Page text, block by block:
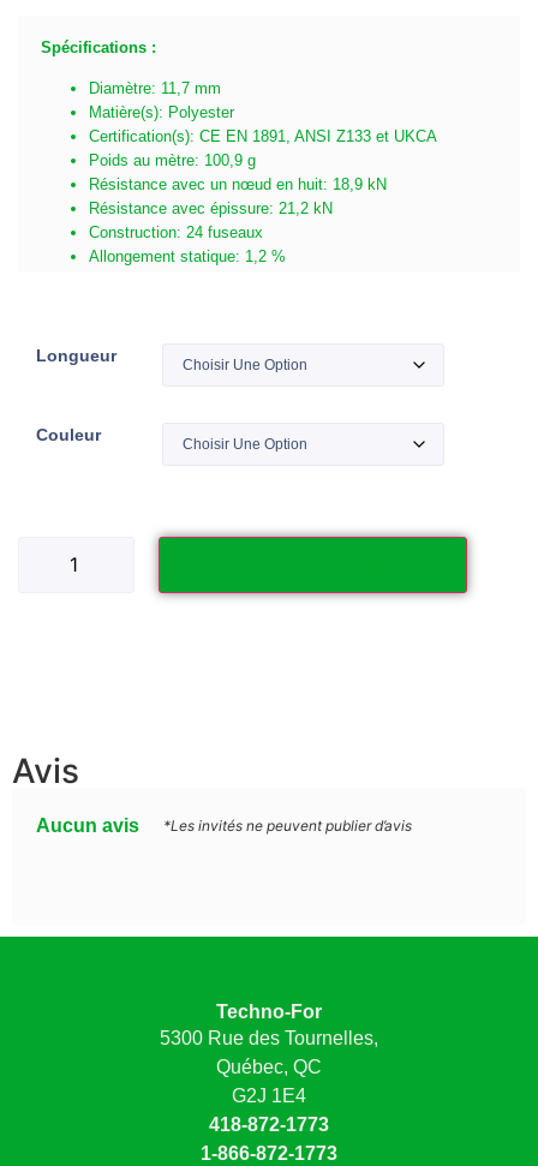
Spécifications :
Diamètre: 11,7 mm
Matière(s): Polyester
Certification(s): CE EN 1891, ANSI Z133 et UKCA
Poids au mètre: 100,9 g
Résistance avec un nœud en huit: 18,9 kN
Résistance avec épissure: 21,2 kN
Construction: 24 fuseaux
Allongement statique: 1,2 %
Longueur
Couleur
Avis
Aucun avis *Les invités ne peuvent publier d’avis
Techno-For
5300 Rue des Tournelles,
Québec, QC
G2J 1E4
418-872-1773
1-866-872-1773